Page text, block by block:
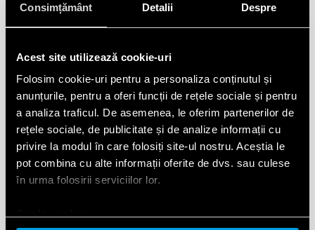
Consimțământ Detalii Despre
Acest site utilizează cookie-uri
Folosim cookie-uri pentru a personaliza conținutul și
anunțurile, pentru a oferi funcții de rețele sociale și pentru
a analiza traficul. De asemenea, le oferim partenerilor de
rețele sociale, de publicitate și de analize informații cu
privire la modul în care folosiți site-ul nostru. Aceștia le
pot combina cu alte informații oferite de dvs. sau culese
în urma folosirii serviciilor lor.